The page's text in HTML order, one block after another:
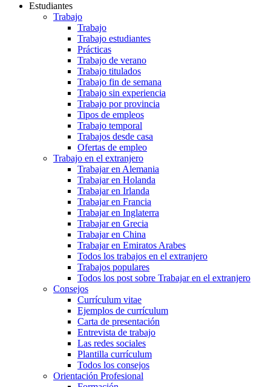
Estudiantes
Trabajo
Trabajo
Trabajo estudiantes
Prácticas
Trabajo de verano
Trabajo titulados
Trabajo fin de semana
Trabajo sin experiencia
Trabajo por provincia
Tipos de empleos
Trabajo temporal
Trabajos desde casa
Ofertas de empleo
Trabajo en el extranjero
Trabajar en Alemania
Trabajar en Holanda
Trabajar en Irlanda
Trabajar en Francia
Trabajar en Inglaterra
Trabajar en Grecia
Trabajar en China
Trabajar en Emiratos Arabes
Todos los trabajos en el extranjero
Trabajos populares
Todos los post sobre Trabajar en el extranjero
Consejos
Currículum vitae
Ejemplos de currículum
Carta de presentación
Entrevista de trabajo
Las redes sociales
Plantilla currículum
Todos los consejos
Orientación Profesional